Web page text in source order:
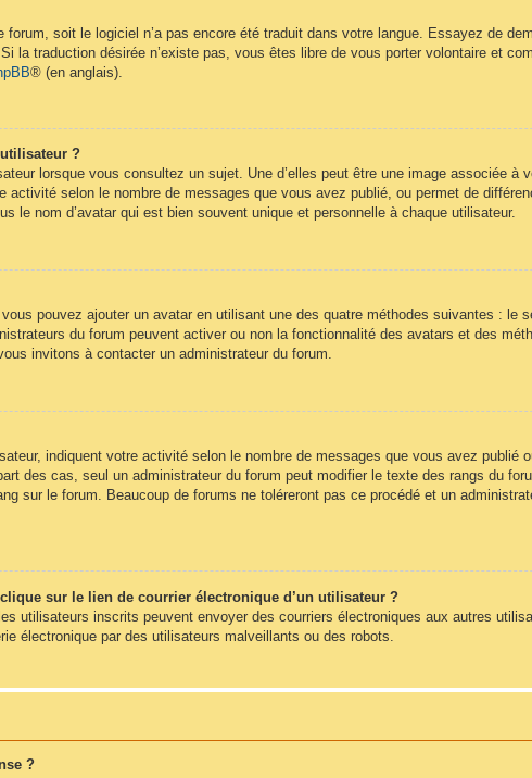
soit le logiciel n’a pas encore été traduit dans votre langue. Essayez de
la traduction désirée n’existe pas, vous êtes libre de vous porter volontaire et
® (en anglais).
?
lorsque vous consultez un sujet. Une d’elles peut être une image associée à
activité selon le nombre de messages que vous avez publié, ou permet de
le nom d’avatar qui est bien souvent unique et personnelle à chaque utilisateur.
pouvez ajouter un avatar en utilisant une des quatre méthodes suivantes : le
du forum peuvent activer ou non la fonctionnalité des avatars et des
invitons à contacter un administrateur du forum.
indiquent votre activité selon le nombre de messages que vous avez publié
des cas, seul un administrateur du forum peut modifier le texte des rangs du
sur le forum. Beaucoup de forums ne toléreront pas ce procédé et un
sur le lien de courrier électronique d’un utilisateur ?
utilisateurs inscrits peuvent envoyer des courriers électroniques aux autres
électronique par des utilisateurs malveillants ou des robots.
?